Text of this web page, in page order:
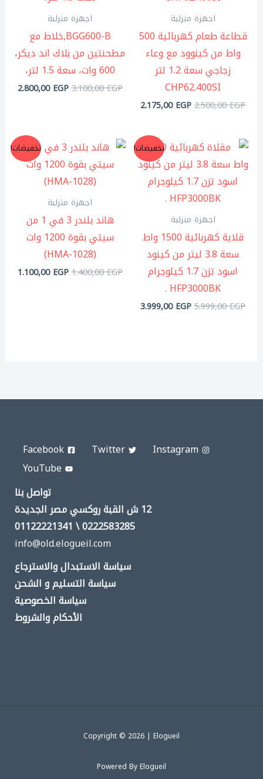
اجهزة منزلية
قطاعة طعام كهربائية 500
واط من كينوود مع وعاء
زجاجي سعة 1.2 لتر
CHP62.400SI
2.500,00EGP
2.175,00EGP
اجهزة منزلية
BGG600-B,خلاط مع
مطحنتين من بلاك اند ديكر،
600 وات، سعة 1.5 لتر،
3.100,00EGP
2.800,00EGP
تخفيضات!
اجهزة منزلية
قلاية كهربائية 1500 واط
سعة 3.8 ليتر من كينود
اسود تزن 1.7 كيلوجرام
HFP3000BK .
5.999,00EGP
السعر
الأصلي
هو:
5.999,00 EGP.
3.999,00EGP
السعر
الحالي
هو:
تخفيضات!
اجهزة منزلية
هاند بلندر 3 في 1 من
سيتي بقوة 1200 وات
(HMA-1028)
1.400,00EGP
السعر
الأصلي
هو:
1.400,00 EGP.
1.100,00EGP
هو:
Instagram
Twitter
Facebook
YouTube
تواصل بنا
12 ش القبة روكسي مصر الجديدة
0222583285 \ 01122221341
info@old.elogueil.com
سياسة الاستبدال والاسترجاع
سياسة التسليم و الشحن
سياسة الخصوصية
الأحكام والشروط
Copyright © 2026 | Elogueil
Powered By Elogueil